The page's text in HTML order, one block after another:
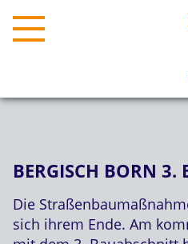
BERGISCH BORN 3.
Die
sich ihrem Ende. Am